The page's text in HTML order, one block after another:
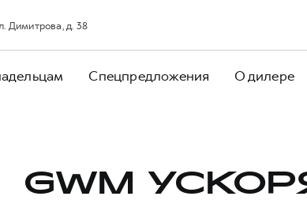
Димитрова, д. 38
Спецпредложения О дилере
GWM